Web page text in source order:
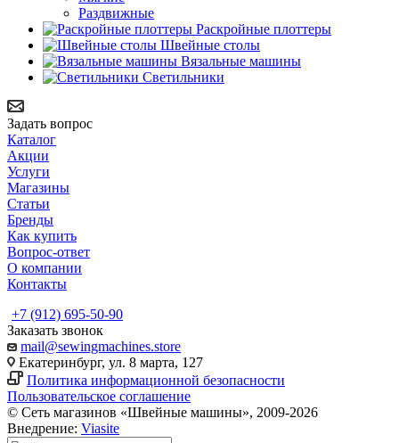
Раздвижные
Раскройные плоттеры
Швейные столы
Вязальные машины
Светильники
Задать вопрос
Каталог
Акции
Услуги
Магазины
Статьи
Бренды
Как купить
Вопрос-ответ
О компании
Контакты
+7 (912) 695-50-90
Заказать звонок
mail@sewingmachines.store
Екатеринбург, ул. 8 марта, 127
Политика информационной безопасности
Пользовательское соглашение
© Сеть магазинов «Швейные машины», 2009-2026
Внедрение: Viasite